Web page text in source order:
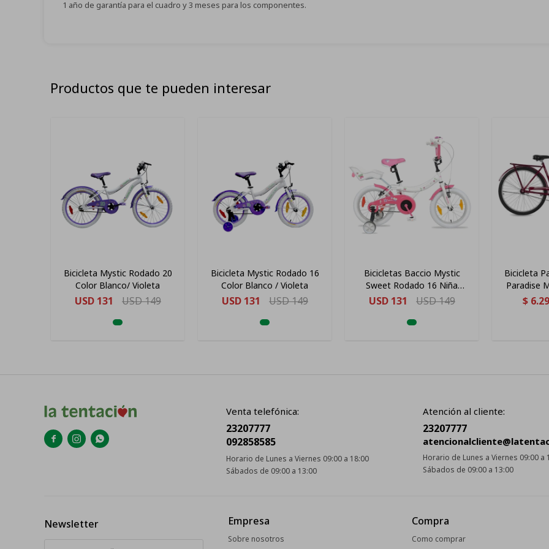
1 año de garantía para el cuadro y 3 meses para los componentes.
Productos que te pueden interesar
Bicicleta Mystic Rodado 20
Color Blanco/ Violeta
USD 131 USD149
Bicicleta Mystic Rodado 16
Color Blanco / Violeta
USD 131 USD149
Bicicletas Baccio Mystic
Sweet Rodado 16 Niña
Blanca/ Rosa
USD 131 USD149
Bicicleta
Paradise
$
  
Venta telefónica:
23207777
092858585
Horario de Lunes a Viernes 09:00 a 18:00
Sábados de 09:00 a 13:00
Atención al cliente:
23207777
Horario de Lunes a Viernes 09:00 a
Sábados de 09:00 a 13:00
Empresa
Sobre nosotros
Compra
Como comprar
Newsletter